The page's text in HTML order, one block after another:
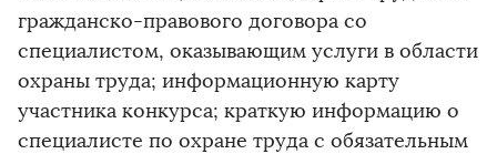
гражданско-правового договора со
специалистом, оказывающим услуги в области
охраны труда; информационную карту
участника конкурса; краткую информацию о
специалисте по охране труда с обязательным